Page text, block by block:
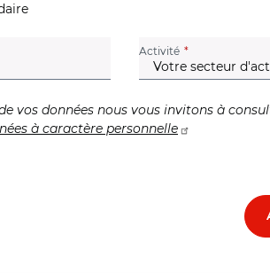
Activité (champ
vos données nous vous invitons à
à caractère personnelle